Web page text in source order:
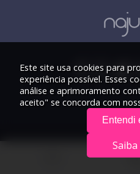
© 2026 Rádio Najuá -
Este site usa cookies para
experiência possível. Esses
análise e aprimoramento
aceito" se concorda com
Entendi